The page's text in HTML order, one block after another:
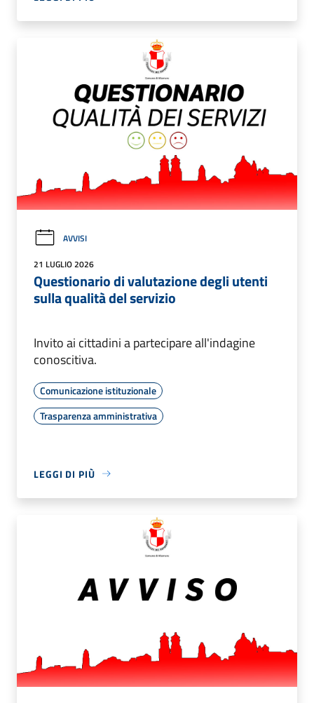
AVVISI
21 LUGLIO 2026
Questionario di valutazione degli utenti
sulla qualità del servizio
Invito ai cittadini a partecipare all'indagine
conoscitiva.
Comunicazione istituzionale
Trasparenza amministrativa
LEGGI DI PIÙ